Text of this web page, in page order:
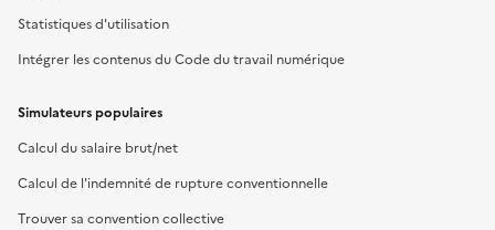
Statistiques d'utilisation
Intégrer les contenus du Code du travail numérique
Simulateurs populaires
Calcul du salaire brut/net
Calcul de l'indemnité de rupture conventionnelle
Trouver sa convention collective